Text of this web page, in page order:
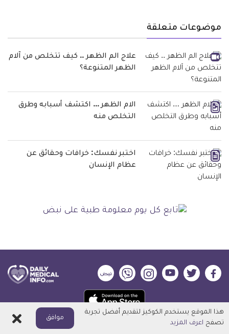
موضوعات متعلقة
علاج الم الظهر .. كيف تتخلص من آلام
الظهر المتنوعة؟
الام الظهر … اكتشف أسبابه وطرق
التخلص منه
اختبر نفسك: خرافات وحقائق عن
عظام الإنسان
ديلي
انفو
على
فيسبوك
ديلي
انفو
على
ديلي
ميديكال
انفو
على
ديلي
ميديكال
انفو
على
ديلي
ميديكال
انفو
على
ديلي
ميديكال
انفو
على
حمل
تطبيق
هذا الموقع يستخدم الكوكيز لتقديم أفضل تجربة
تصفح اعرف المزيد
موافق اغلاق